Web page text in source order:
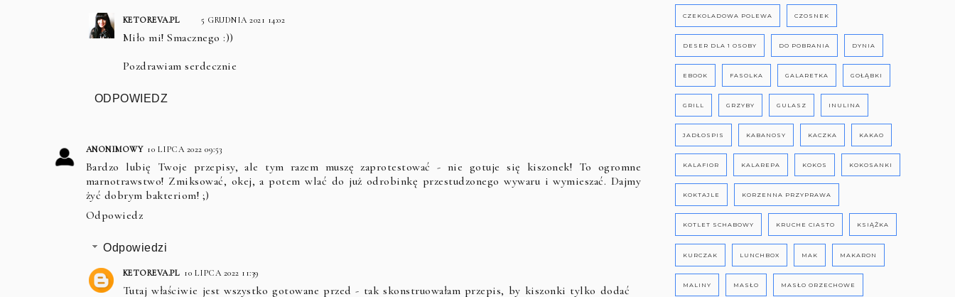
KETOREVA.PL 5 GRUDNIA 2021 14:02
Miło mi! Smacznego :))
Pozdrawiam serdecznie
ODPOWIEDZ
ANONIMOWY 10 LIPCA 2022 09:53
Bardzo lubię Twoje przepisy, ale tym razem muszę zaprotestować - nie gotuje się kiszonek! To ogromne
marnotrawstwo! Zmiksować, okej, a potem wlać do już odrobinkę przestudzonego wywaru i wymieszać. Dajmy
żyć dobrym bakteriom! ;)
Odpowiedz
Odpowiedzi
KETOREVA.PL 10 LIPCA 2022 11:39
Tutaj właściwie jest wszystko gotowane przed - tak skonstruowałam przepis, by kiszonki tylko dodać
CZEKOLADOWA POLEWA CZOSNEK
DESER DLA 1 OSOBY DO POBRANIA DYNIA
EBOOK FASOLKA GALARETKA GOŁĄBKI
GRILL GRZYBY GULASZ INULINA
JADŁOSPIS KABANOSY KACZKA KAKAO
KALAFIOR KALAREPA KOKOS KOKOSANKI
KOKTAJLE KORZENNA PRZYPRAWA
KOTLET SCHABOWY KRUCHE CIASTO KSIĄŻKA
KURCZAK LUNCHBOX MAK MAKARON
MALINY MASŁO MASŁO ORZECHOWE